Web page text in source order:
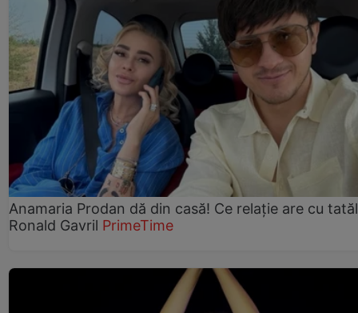
Anamaria Prodan dă din casă! Ce relație are cu
Ronald Gavril PrimeTime